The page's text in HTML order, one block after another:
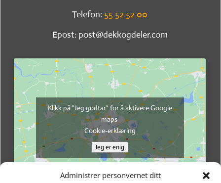
Administrer personvernet ditt
Telefon: 55 52 52 00
Epost: post@dekkogdeler.com
Klikk på "Jeg godtar" for å aktivere Google
maps
Cookie-erklæring
Jeg er enig